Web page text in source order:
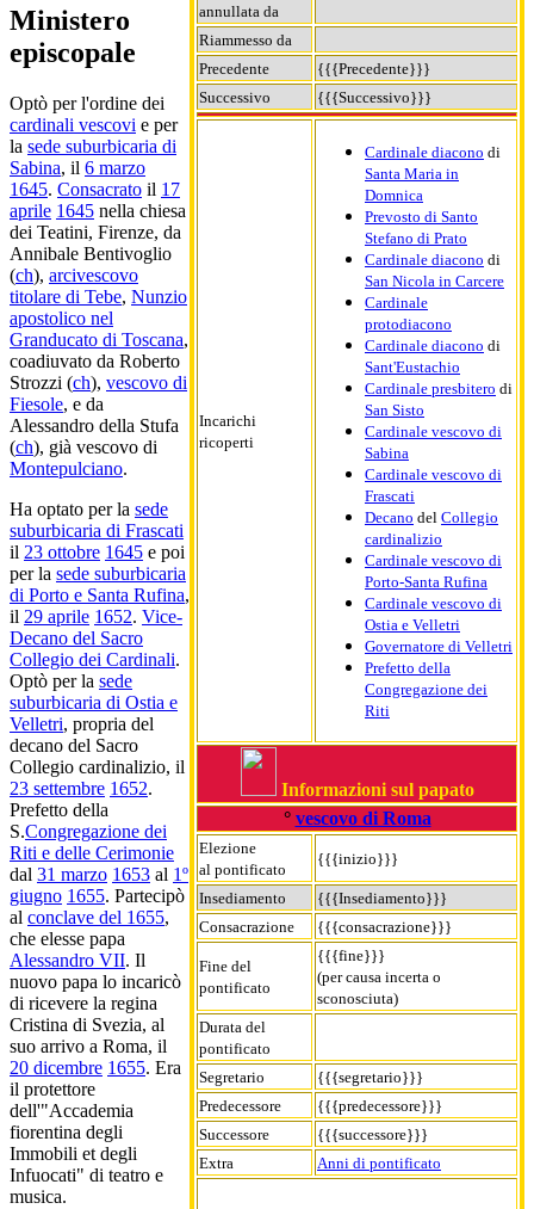
annullata da
Riammesso da
Precedente
{{{Precedente}}}
Successivo
{{{Successivo}}}
Incarichi
ricoperti
Cardinale diacono di
Santa Maria in
Domnica
Prevosto di Santo
Stefano di Prato
Cardinale diacono di
San Nicola in Carcere
Cardinale
protodiacono
Cardinale diacono di
Sant'Eustachio
Cardinale presbitero di
San Sisto
Cardinale vescovo di
Sabina
Cardinale vescovo di
Frascati
Decano del Collegio
cardinalizio
Cardinale vescovo di
Porto-Santa Rufina
Cardinale vescovo di
Ostia e Velletri
Governatore di Velletri
Prefetto della
Congregazione dei
Riti
Informazioni sul papato
° vescovo di Roma
Elezione
al pontificato
{{{inizio}}}
Insediamento
{{{Insediamento}}}
Consacrazione
{{{consacrazione}}}
Fine del
pontificato
{{{fine}}}
(per causa incerta o
sconosciuta)
Durata del
pontificato
Segretario
{{{segretario}}}
Predecessore
{{{predecessore}}}
Successore
{{{successore}}}
Extra
Anni di pontificato
Ministero
episcopale
Optò per l'ordine dei
cardinali vescovi e per
la sede suburbicaria di
Sabina, il 6 marzo
1645. Consacrato il 17
aprile 1645 nella chiesa
dei Teatini, Firenze, da
Annibale Bentivoglio
(ch), arcivescovo
titolare di Tebe, Nunzio
apostolico nel
Granducato di Toscana,
coadiuvato da Roberto
Strozzi (ch), vescovo di
Fiesole, e da
Alessandro della Stufa
(ch), già vescovo di
Montepulciano.
Ha optato per la sede
suburbicaria di Frascati
il 23 ottobre 1645 e poi
per la sede suburbicaria
di Porto e Santa Rufina,
il 29 aprile 1652. Vice-
Decano del Sacro
Collegio dei Cardinali.
Optò per la sede
suburbicaria di Ostia e
Velletri, propria del
decano del Sacro
Collegio cardinalizio, il
23 settembre 1652.
Prefetto della
S.Congregazione dei
Riti e delle Cerimonie
dal 31 marzo 1653 al 1º
giugno 1655. Partecipò
al conclave del 1655,
che elesse papa
Alessandro VII. Il
nuovo papa lo incaricò
di ricevere la regina
Cristina di Svezia, al
suo arrivo a Roma, il
20 dicembre 1655. Era
il protettore
dell'"Accademia
fiorentina degli
Immobili et degli
Infuocati" di teatro e
musica.